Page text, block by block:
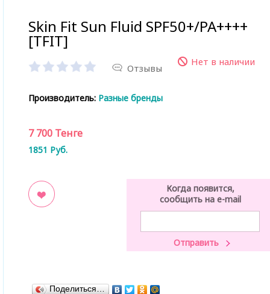
Skin Fit Sun Fluid SPF50+/PA++++
[TFIT]
Отзывы
Нет в наличии
Производитель: Разные бренды
7 700 Тенге
1851 Руб.
Когда появится,
сообщить на e-mail
Поделиться…